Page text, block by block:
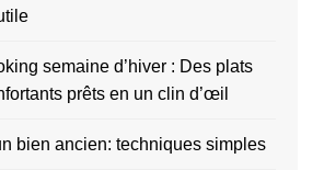
semaine d’hiver : Des plats
prêts en un clin d’œil
bien ancien: techniques simples